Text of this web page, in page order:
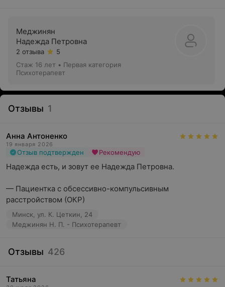
Меджинян
Надежда Петровна
2 отзыва
5
Стаж 16 лет • Первая категория
Психотерапевт
Отзывы 1
Анна Антоненко
19 января 2026
Отзыв подтвержден Рекомендую
Надежда есть, и зовут ее Надежда Петровна.
— Пациентка с обсессивно-компульсивным
расстройством (ОКР)
Минск, ул. К. Цеткин, 24
Меджинян Н. П. - Психотерапевт
Отзывы 426
Татьяна